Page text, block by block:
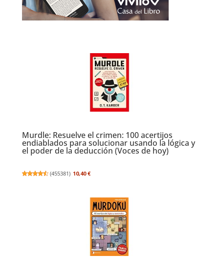
Murdle: Resuelve el crimen: 100 acertijos
endiablados para solucionar usando la lógica y
el poder de la deducción (Voces de hoy)
(455381) 10,40 €